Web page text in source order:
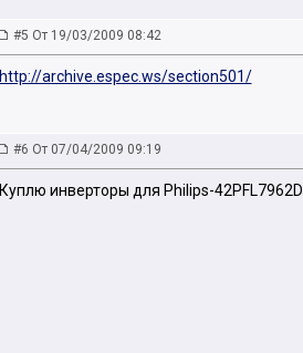
#5 От 19/03/2009 08:42
http://archive.espec.ws/section501/
#6 От 07/04/2009 09:19
Куплю инверторы для Philips-